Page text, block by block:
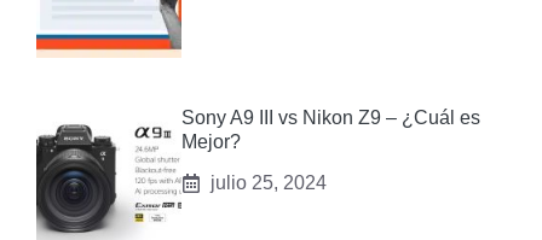
Sony A9 III vs‌ Nikon Z9 – ¿Cuál es
Mejor?
julio 25, 2024